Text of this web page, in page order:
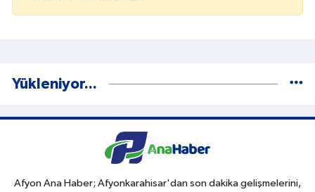
Yükleniyor...
Afyon Ana Haber; Afyonkarahisar'dan son dakika gelişmelerini,